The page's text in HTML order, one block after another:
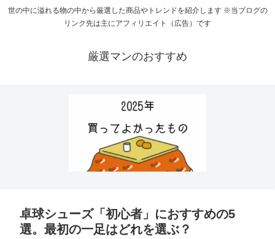
世の中に溢れる物の中から厳選した商品やトレンドを紹介します ※当ブログの
リンク先は主にアフィリエイト（広告）です
厳選マンのおすすめ
卓球シューズ「初心者」におすすめの5
選。最初の一足はどれを選ぶ？